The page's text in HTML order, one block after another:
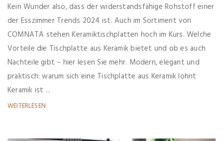
Kein Wunder also, dass der widerstandsfähige Rohstoff einer
der Esszimmer Trends 2024 ist. Auch im Sortiment von
COMNATA stehen Keramiktischplatten hoch im Kurs. Welche
Vorteile die Tischplatte aus Keramik bietet und ob es auch
Nachteile gibt – hier lesen Sie mehr. Modern, elegant und
praktisch: warum sich eine Tischplatte aus Keramik lohnt
Keramik ist ...
WEITERLESEN